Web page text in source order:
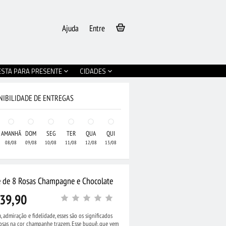
Entre
Ajuda
PARA PRESENTE CIDADES
Arranjo de Rosas e
DE ENTREGAS
AMANHÃ
08/08
DOM
09/08
SEG
10/08
TER
11/08
QUA
12/08
QUI
13/08
de 8 Rosas Champagne e Chocolate
admiração e fidelidade, esses são os significados
na cor champanhe trazem. Esse buquê, que vem